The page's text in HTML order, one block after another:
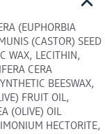
(EUPHORBIA
(CASTOR) SEED
WAX, LECITHIN,
CERA
BEESWAX,
FRUIT OIL,
(OLIVE) OIL
HECTORITE,